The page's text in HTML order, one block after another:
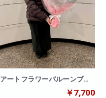
アートフラワーバルーンブー
￥7,700